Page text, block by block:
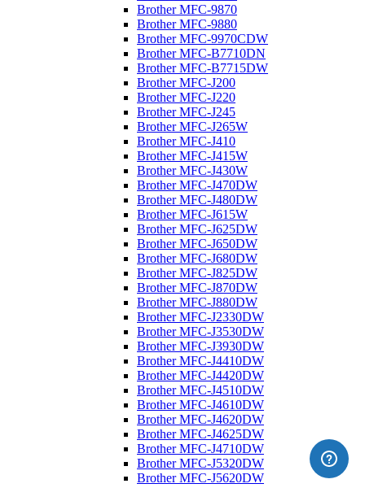
Brother MFC-9870
Brother MFC-9880
Brother MFC-9970CDW
Brother MFC-B7710DN
Brother MFC-B7715DW
Brother MFC-J200
Brother MFC-J220
Brother MFC-J245
Brother MFC-J265W
Brother MFC-J410
Brother MFC-J415W
Brother MFC-J430W
Brother MFC-J470DW
Brother MFC-J480DW
Brother MFC-J615W
Brother MFC-J625DW
Brother MFC-J650DW
Brother MFC-J680DW
Brother MFC-J825DW
Brother MFC-J870DW
Brother MFC-J880DW
Brother MFC-J2330DW
Brother MFC-J3530DW
Brother MFC-J3930DW
Brother MFC-J4410DW
Brother MFC-J4420DW
Brother MFC-J4510DW
Brother MFC-J4610DW
Brother MFC-J4620DW
Brother MFC-J4625DW
Brother MFC-J4710DW
Brother MFC-J5320DW
Brother MFC-J5620DW